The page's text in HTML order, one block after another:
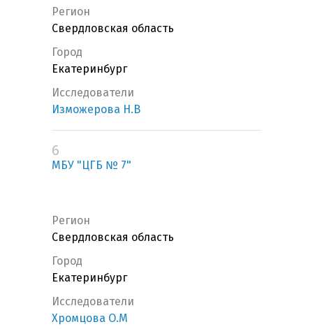
Регион
Свердловская область
Город
Екатеринбург
Исследователи
Изможерова Н.В
6
МБУ "ЦГБ № 7"
Регион
Свердловская область
Город
Екатеринбург
Исследователи
Хромцова О.М